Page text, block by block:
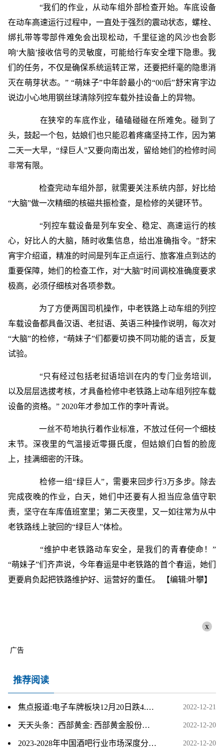
“我们的作业，从动车组外部检查开始。车底设备
在动车高速运行过程中，一直处于强烈的震动状态，螺栓、
绑扎带等零部件难免会出现松动，千里征途的风沙也会影
响‘大脑’接收信号的灵敏度，可能给行车安全埋下隐患。我
们的任务，不仅是确保系统运转正常，还要把纤毫的隐患消
灭在萌芽状态。” “萌妹子”中年龄最小的“00后”舒宋宵宇边
说边小心地用钢丝球清除列控车载外挂设备上的异物。
在狭窄的车底作业，磕磕碰碰在所难免。碰到了
头，鼓起一个包，姑娘们也只能忍着疼痛坚持工作，因为第
二天一大早，“绿巨人”又要向南出发，留给她们的检修时间
非常有限。
检查完动车组外部，就需要关注系统内部，好比给
“大脑”做一次精细的核磁共振检查，是检修的关键环节。
“列控车载设备是列车安全、稳定、高速运行的核
心，好比人的大脑，随时收集信息，给出准确指令。”舒宋
宵宇介绍道，精准的时间是列车正点运行、旅客准点到达的
重要保障，她们的检查工作，对“大脑”时间调校准确度要求
极高，必须仔细核对各项参数。
为了方便两国司机操作，中老铁路上动车组的列控
车载设备都具备汉语、老挝语、英语三种操作说明，每次对
“大脑”的检修，“萌妹子”们都要切换不同功能的语言，反复
试验。
“只有经过包括老挝语培训在内的专门业务培训，
以及层层选拔考核，才具备检修中老铁路上动车组列控车载
设备的资格。” 2020年才参加工作的李叶青说。
一丝不苟地执行着作业标准，不放过任何一个细枝
末节。深夜里的气温接近零摄氏度，但姑娘们白皙的脸庞
上，挂满细密的汗珠。
检修一组“绿巨人”，需要来回步行3万多步。除去
完成夜晚的作业，白天，她们中还要有人担当应急值守职
责，坚守在车库值班室里；第二天夜里，又一如往常为从中
老铁路线上驶回的“绿巨人”体检。
“维护中老铁路动车安全，是我们的青春使命！”
“萌妹子”们齐声说，今年春运是中老铁路的首个春运，她们
更要肩负起把铁路维护好、运营好的重任。
【编辑:叶攀】
x
广告
推荐阅读
焦点报道:电子车牌板块12月20日跌4.12%，易华录领跌，主力资金净流出1.08亿元 2022-12-21
天天头条：西部黄金: 西部黄金股份有限公司2022年第五次临时股东大会会议资料 2022-12-20
2023-2028年中国酒吧行业市场深度分析及投资战略研究报告 2022-12-20